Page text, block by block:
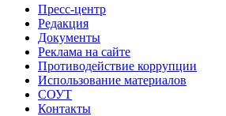
Пресс-центр
Редакция
Документы
Реклама на сайте
Противодействие коррупции
Использование материалов
СОУТ
Контакты